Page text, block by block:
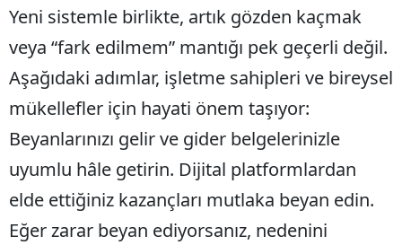
Yeni sistemle birlikte, artık gözden kaçmak
veya “fark edilmem” mantığı pek geçerli değil.
Aşağıdaki adımlar, işletme sahipleri ve bireysel
mükellefler için hayati önem taşıyor:
Beyanlarınızı gelir ve gider belgelerinizle
uyumlu hâle getirin. Dijital platformlardan
elde ettiğiniz kazançları mutlaka beyan edin.
Eğer zarar beyan ediyorsanız, nedenini